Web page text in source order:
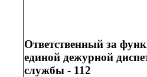
Ответственный за
единой дежурной
службы - 112